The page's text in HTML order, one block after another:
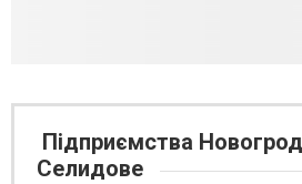
Підприємства
Селидове